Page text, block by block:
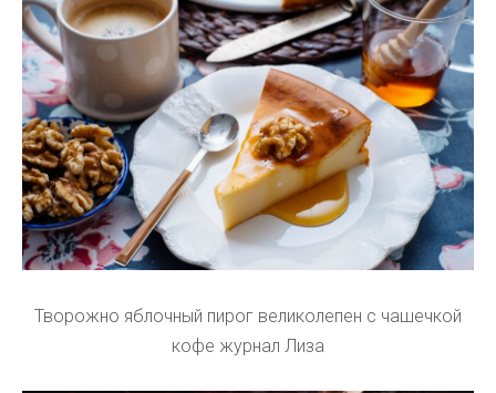
Творожно яблочный пирог великолепен с чашечкой
кофе журнал Лиза